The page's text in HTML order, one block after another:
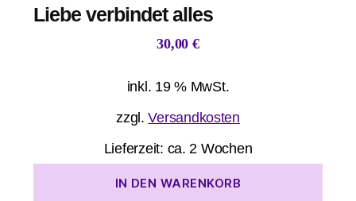
Liebe verbindet alles
30,00 €
inkl. 19 % MwSt.
zzgl.Versandkosten
Lieferzeit: ca. 2 Wochen
IN DEN WARENKORB